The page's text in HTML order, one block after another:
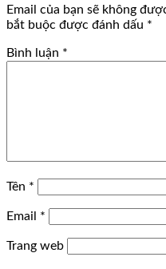
Email của bạn sẽ không
bắt buộc được đánh dấu *
Bình luận *
Tên *
Email *
Trang web